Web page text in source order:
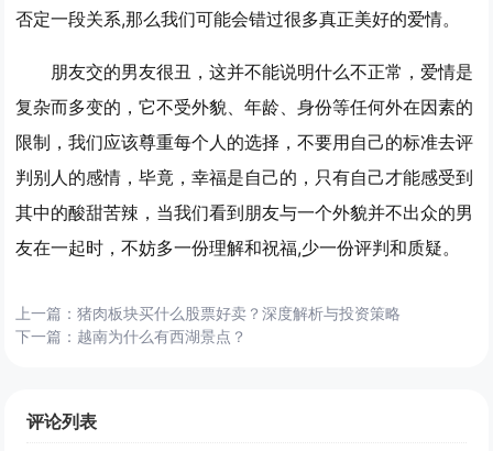
否定一段关系,那么我们可能会错过很多真正美好的爱情。
朋友交的男友很丑，这并不能说明什么不正常，爱情是
复杂而多变的，它不受外貌、年龄、身份等任何外在因素的
限制，我们应该尊重每个人的选择，不要用自己的标准去评
判别人的感情，毕竟，幸福是自己的，只有自己才能感受到
其中的酸甜苦辣，当我们看到朋友与一个外貌并不出众的男
友在一起时，不妨多一份理解和祝福,少一份评判和质疑。
上一篇：猪肉板块买什么股票好卖？深度解析与投资策略
下一篇： 越南为什么有西湖景点？
评论列表